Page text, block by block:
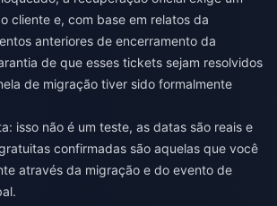
cliente e, com base em relatos da
anteriores de encerramento da
de que esses tickets sejam resolvidos
de migração tiver sido formalmente
isso não é um teste, as datas são reais e
confirmadas são aquelas que você
através da migração e do evento de